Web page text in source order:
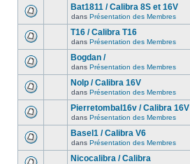
Bat1811 / Calibra 8S et 16V
dans Présentation des Membres
T16 / Calibra T16
dans Présentation des Membres
Bogdan /
dans Présentation des Membres
Nolp / Calibra 16V
dans Présentation des Membres
Pierretombal16v / Calibra 16V
dans Présentation des Membres
Basel1 / Calibra V6
dans Présentation des Membres
Nicocalibra / Calibra